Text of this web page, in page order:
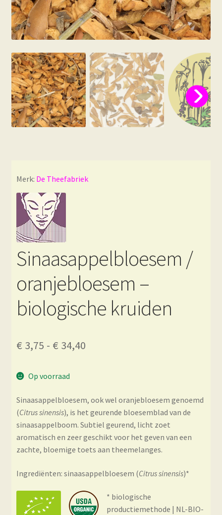
Merk: De Theefabriek
Sinaasappelbloesem /
oranjebloesem –
biologische kruiden
€ 3,75 - € 34,40Prijsklasse:
€ 34,40
Op voorraad
Sinaasappelbloesem, ook wel oranjebloesem genoemd
(Citrus sinensis), is het geurende bloesemblad van de
sinaasappelboom. Subtiel geurend, licht zoet
aromatisch en zeer geschikt voor het geven van een
zachte, bloemige toets aan theemelanges.
Ingrediënten: sinaasappelbloesem (Citrus sinensis)*
* biologische
productiemethode | NL-BIO-